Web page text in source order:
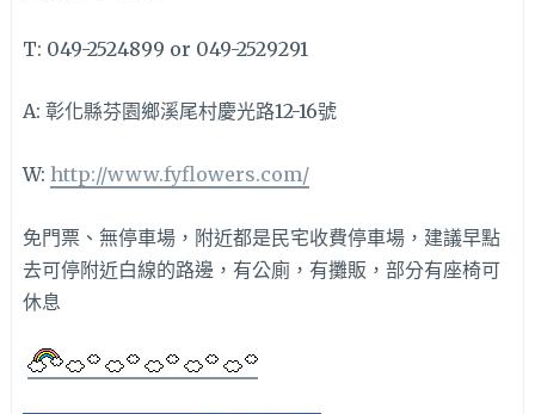
T: 049-2524899 or 049-2529291
A: 彰化縣芬園鄉溪尾村慶光路12-16號
W: http://www.fyflowers.com/
免門票、無停車場，附近都是民宅收費停車場，建議早點
去可停附近白線的路邊，有公廁，有攤販，部分有座椅可
休息